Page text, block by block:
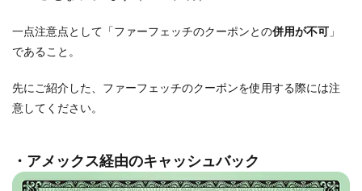
一点注意点として「ファーフェッチのクーポンとの併用が不可 」
であること。
先にご紹介した、ファーフェッチのクーポンを使用する際には注
意してください。
・アメックス経由のキャッシュバック